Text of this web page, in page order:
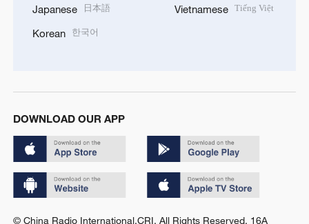
Japanese 日本語
Korean 한국어
Vietnamese Tiếng Việt
DOWNLOAD OUR APP
© China Radio International.CRI. All Rights Reserved. 16A